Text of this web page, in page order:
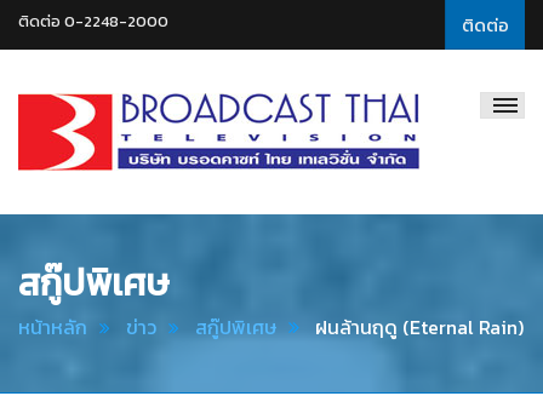
ติดต่อ
ติดต่อ 0-2248-2000
Thai
สกู๊ปพิเศษ
หน้าหลัก ข่าว สกู๊ปพิเศษ ฝนล้านฤดู (Eternal Rain)